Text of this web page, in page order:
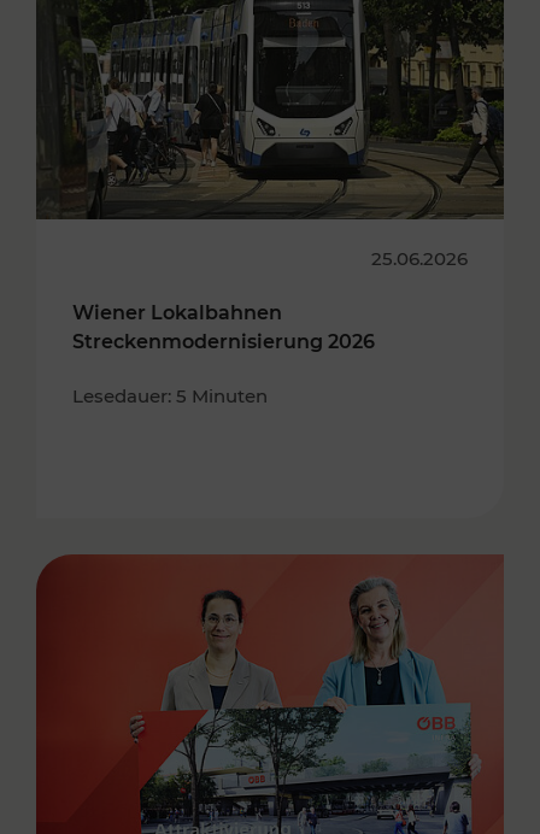
25.06.2026
Wiener Lokalbahnen
Streckenmodernisierung 2026
Lesedauer: 5 Minuten